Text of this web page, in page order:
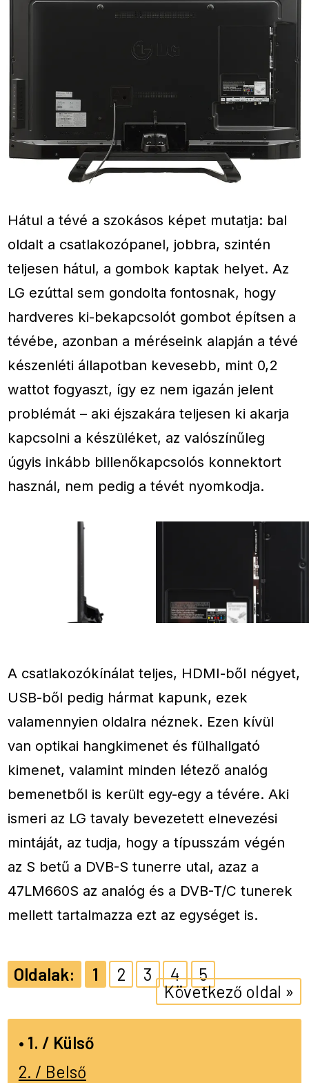
Hátul a tévé a szokásos képet mutatja: bal
oldalt a csatlakozópanel, jobbra, szintén
teljesen hátul, a gombok kaptak helyet. Az
LG ezúttal sem gondolta fontosnak, hogy
hardveres ki-bekapcsolót gombot építsen a
tévébe, azonban a méréseink alapján a tévé
készenléti állapotban kevesebb, mint 0,2
wattot fogyaszt, így ez nem igazán jelent
problémát – aki éjszakára teljesen ki akarja
kapcsolni a készüléket, az valószínűleg
úgyis inkább billenőkapcsolós konnektort
használ, nem pedig a tévét nyomkodja.
A csatlakozókínálat teljes, HDMI-ből négyet,
USB-ből pedig hármat kapunk, ezek
valamennyien oldalra néznek. Ezen kívül
van optikai hangkimenet és fülhallgató
kimenet, valamint minden létező analóg
bemenetből is került egy-egy a tévére. Aki
ismeri az LG tavaly bevezetett elnevezési
mintáját, az tudja, hogy a típusszám végén
az S betű a DVB-S tunerre utal, azaz a
47LM660S az analóg és a DVB-T/C tunerek
mellett tartalmazza ezt az egységet is.
1 2 3 4
5
Következő oldal »
1. / Külső
2. / Belső